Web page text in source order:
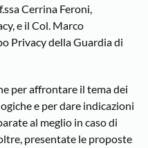
Cerrina Feroni,
e il Col. Marco
Privacy della Guardia di
per affrontare il tema dei
e per dare indicazioni
al meglio in caso di
presentate le proposte